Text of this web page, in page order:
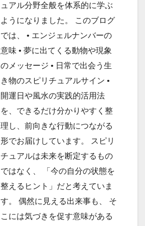
ュアル分野全般を体系的に学ぶ
ようになりました。 このブログ
では、 • エンジェルナンバーの
意味 • 夢に出てくる動物や現象
のメッセージ • 日常で出会う生
き物のスピリチュアルサイン •
開運日や風水の実践的活用法
を、できるだけ分かりやすく整
理し、前向きな行動につながる
形でお届けしています。 スピリ
チュアルは未来を断定するもの
ではなく、 「今の自分の状態を
整えるヒント」だと考えていま
す。 偶然に見える出来事も、 そ
こには気づきを促す意味がある